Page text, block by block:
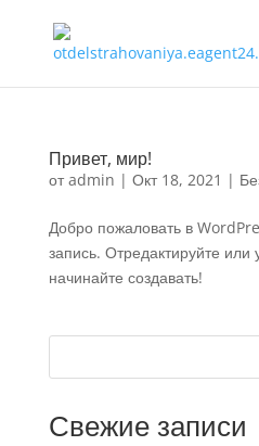
Привет, мир!
отadmin | Окт 18, 2021 |
Добро пожаловать в
запись. Отредактируйте или
начинайте создавать!
Свежие записи